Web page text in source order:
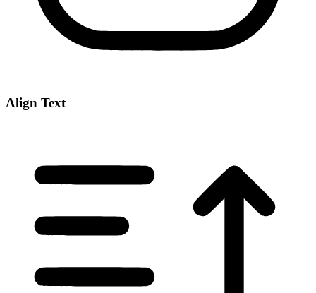
Align Text